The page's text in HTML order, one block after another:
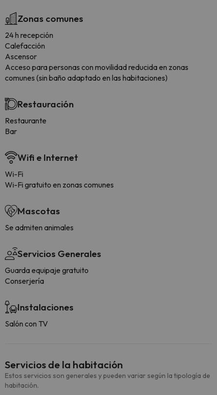
Zonas comunes
24 h recepción
Calefacción
Ascensor
Acceso para personas con movilidad reducida en zonas
comunes (sin baño adaptado en las habitaciones)
Restauración
Restaurante
Bar
Wifi e Internet
Wi-Fi
Wi-Fi gratuito en zonas comunes
Mascotas
Se admiten animales
Servicios Generales
Guarda equipaje gratuito
Conserjería
Instalaciones
Salón con TV
Servicios de la habitación
Estos servicios son generales y pueden variar según la tipología de
habitación.